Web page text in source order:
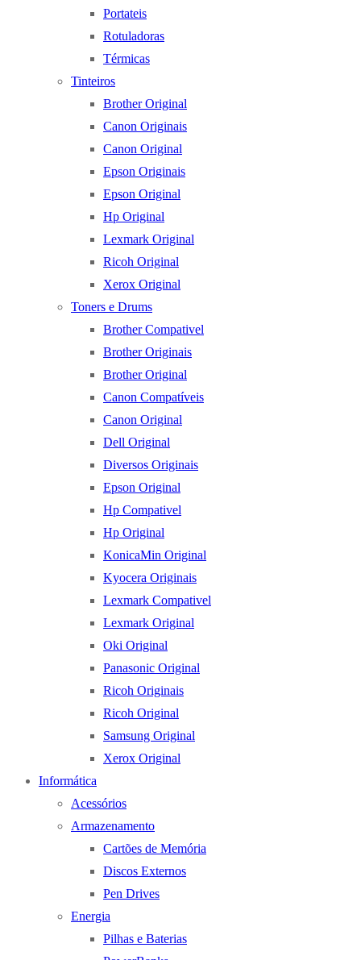
Portateis
Rotuladoras
Térmicas
Tinteiros
Brother Original
Canon Originais
Canon Original
Epson Originais
Epson Original
Hp Original
Lexmark Original
Ricoh Original
Xerox Original
Toners e Drums
Brother Compativel
Brother Originais
Brother Original
Canon Compatíveis
Canon Original
Dell Original
Diversos Originais
Epson Original
Hp Compativel
Hp Original
KonicaMin Original
Kyocera Originais
Lexmark Compativel
Lexmark Original
Oki Original
Panasonic Original
Ricoh Originais
Ricoh Original
Samsung Original
Xerox Original
Informática
Acessórios
Armazenamento
Cartões de Memória
Discos Externos
Pen Drives
Energia
Pilhas e Baterias